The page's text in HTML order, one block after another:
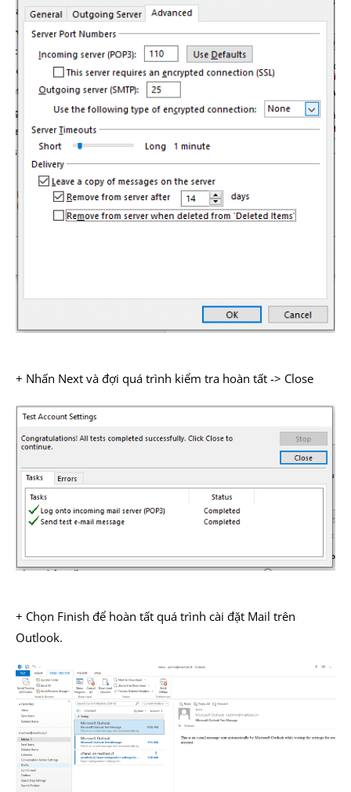
+ Nhấn Next và đợi quá trình kiểm tra hoàn tất -> Close
+ Chọn Finish để hoàn tất quá trình cài đặt Mail trên
Outlook.